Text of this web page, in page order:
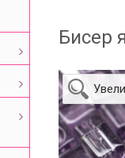
Бисер